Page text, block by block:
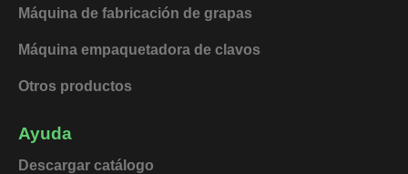
Máquina de fabricación de grapas
Máquina empaquetadora de clavos
Otros productos
Ayuda
Descargar catálogo